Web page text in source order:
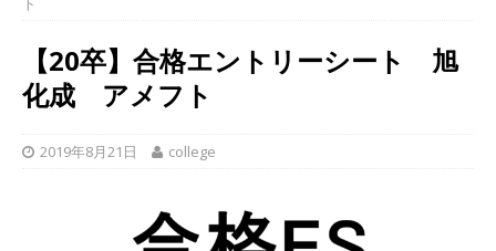
る優良企業一覧（26社）
体育会積極採用企業
[ 2026年5月16日 ]
る優良企業一覧（18社）
学生を求めアスキヤリ限定イベント開催!! 】 世界
【20卒】合格エントリーシート 旭
化成 アメフト
2019年8月21日 college